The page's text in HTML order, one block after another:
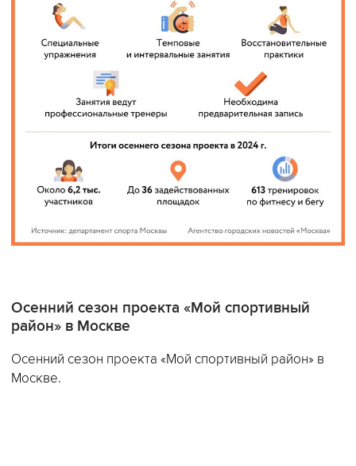
Осенний сезон проекта «Мой спортивный
район» в Москве
Осенний сезон проекта «Мой спортивный район» в
Москве.